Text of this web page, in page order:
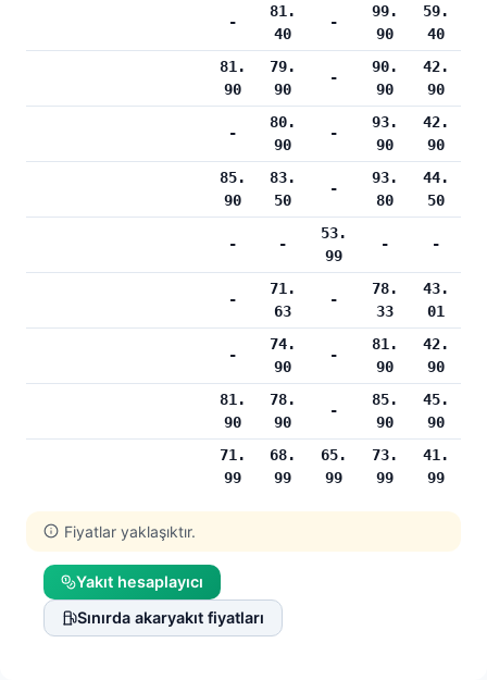
-
81.
40
-
99.
90
59.
40
81.
90
79.
90
-
90.
90
42.
90
-
80.
90
-
93.
90
42.
90
85.
90
83.
50
-
93.
80
44.
50
- -
53.
99
- -
-
71.
63
-
78.
33
43.
01
-
74.
90
-
81.
90
42.
90
81.
90
78.
90
-
85.
90
45.
90
71.
99
68.
99
65.
99
73.
99
41.
99
Fiyatlar yaklaşıktır.
Yakıt hesaplayıcı
Sınırda akaryakıt fiyatları